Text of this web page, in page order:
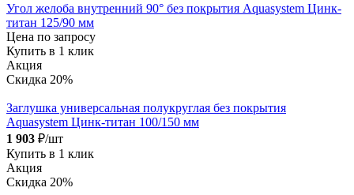
Угол желоба внутренний 90° без покрытия Aquasystem Цинк-
титан 125/90 мм
Цена по запросу
Купить в 1 клик
Акция
Скидка 20%
Заглушка универсальная полукруглая без покрытия
Aquasystem Цинк-титан 100/150 мм
1 903 ₽/шт
Купить в 1 клик
Акция
Скидка 20%